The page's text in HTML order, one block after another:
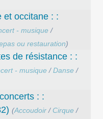
et occitane : :
- musique/
ou restauration)
de résistance : :
- musique/Danse/
: :
(Accoudoir/ Cirque/